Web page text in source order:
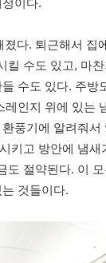
이다.
다. 퇴근해서 집
수도 있고, 마
수도 있다. 주방
인지 위에 있는
풍기에 알려줘
키고 방안에 냄
도 절약된다. 이
것들이다.